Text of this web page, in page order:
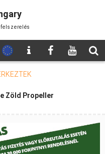
felszerelés
Zöld Propeller